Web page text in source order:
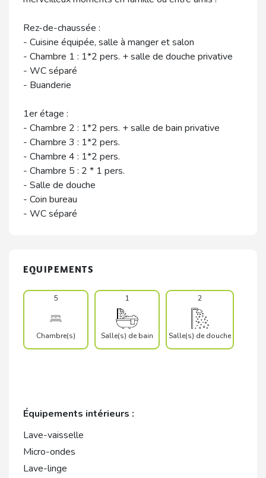
Rez-de-chaussée :
- Cuisine équipée, salle à manger et salon
- Chambre 1 : 1*2 pers. + salle de douche privative
- WC séparé
- Buanderie
1er étage :
- Chambre 2 : 1*2 pers. + salle de bain privative
- Chambre 3 : 1*2 pers.
- Chambre 4 : 1*2 pers.
- Chambre 5 : 2 * 1 pers.
- Salle de douche
- Coin bureau
- WC séparé
EQUIPEMENTS
5
Chambre(s)
1
Salle(s) de bain
2
Salle(s) de douche
Équipements intérieurs :
Lave-vaisselle
Micro-ondes
Lave-linge